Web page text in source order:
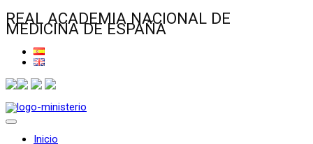
REAL ACADEMIA NACIONAL DE
MEDICINA DE ESPAÑA
Inicio